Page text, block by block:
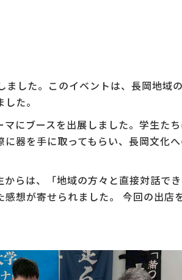
した。このイベントは、長岡地域
た。
にブースを出展しました。学生た
器を手に取ってもらい、長岡文化
らは、「地域の方々と直接対話で
想が寄せられました。 今回の出店